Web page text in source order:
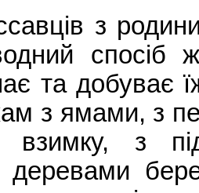
з
спосіб
та добуває
з ямами, з
взимку, з
деревами